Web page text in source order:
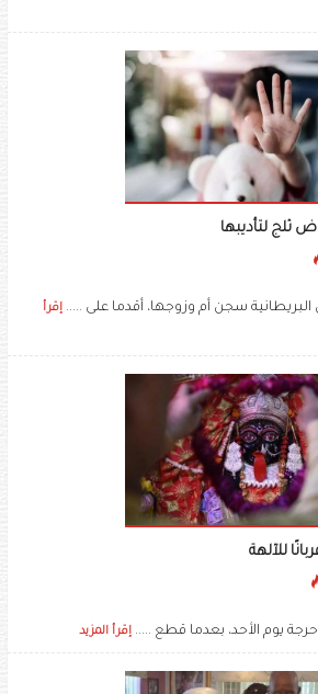
لتأديبها
سجن أم وزوجها، أقدما على ..... إقرأ
للآلهة
يوم الأحد، بعدما قطع ..... إقرأ المزيد